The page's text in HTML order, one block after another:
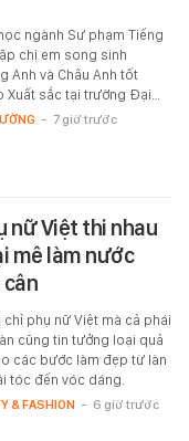
ngành Sư phạm Tiếng
chị em song sinh
Anh và Châu Anh tốt
Xuất sắc tại trường Đại…
- 7 giờ trước
nữ Việt thi nhau
mê làm nước
chỉ phụ nữ Việt mà cả phái
cũng tin tưởng loại quả
các bước làm đẹp từ làn
tóc đến vóc dáng.
& FASHION - 6 giờ trước